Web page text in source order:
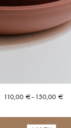
110,00 €–150,00 €
Hintaluokka:
-